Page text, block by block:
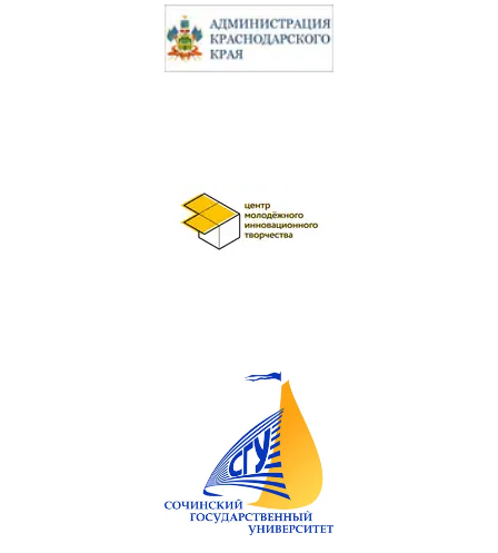
персональных данных:
- Мое имя;
- Имя и возраст моего ребенка;
действий с моими
персональными данными с
использованием средств
изменение), использование,
обезличивание, а также
осуществление любых иных
действий, предусмотренных
законодательством РБ как
неавтоматизированными, так и